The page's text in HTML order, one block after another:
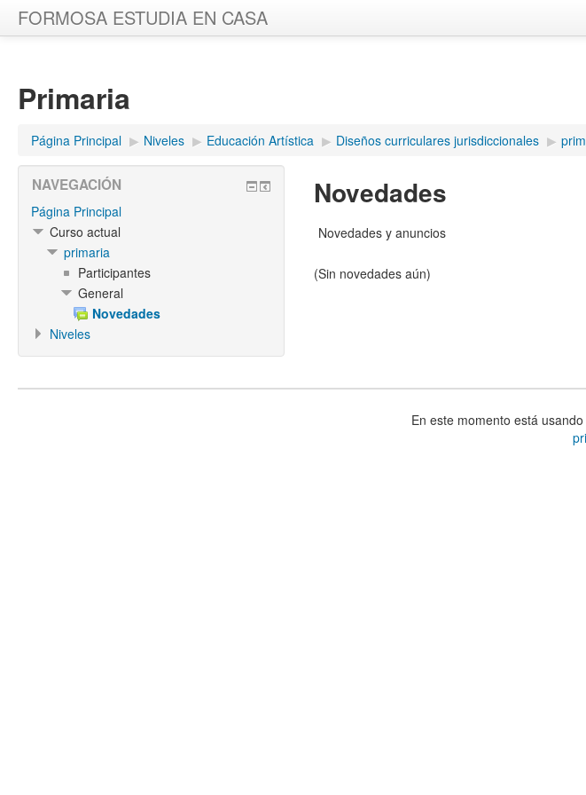
FORMOSA ESTUDIA EN CASA
Primaria
Página Principal ▶︎ Niveles ▶︎ Educación Artística ▶︎ Diseños curriculares jurisdiccionales ▶︎
Novedades
Novedades y anuncios
(Sin novedades aún)
NAVEGACIÓN
Página Principal
Curso actual
primaria
Participantes
General
Novedades
Niveles
En este momento está